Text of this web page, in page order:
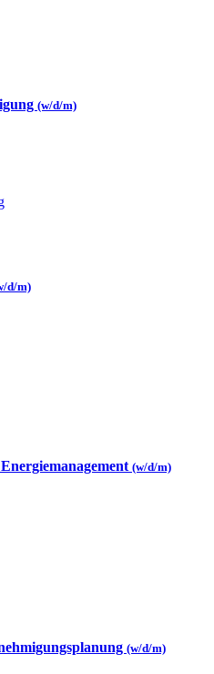
(w/d/m)
d/m)
(w/d/m)
(w/d/m)